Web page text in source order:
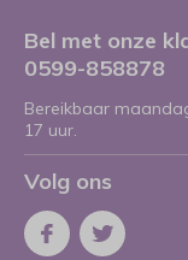
Bel met onze
0599-858878
Bereikbaar
17 uur.
Volg ons